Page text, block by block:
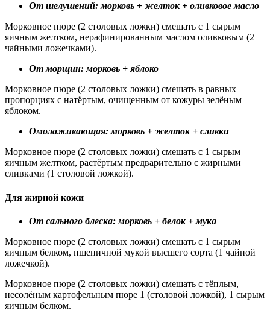
От шелушений: морковь + желток + оливковое масло
Морковное пюре (2 столовых ложки) смешать с 1 сырым
яичным желтком, нерафинированным маслом оливковым (2
чайными ложечками).
От морщин: морковь + яблоко
Морковное пюре (2 столовых ложки) смешать в равных
пропорциях с натёртым, очищенным от кожуры зелёным
яблоком.
Омолаживающая: морковь + желток + сливки
Морковное пюре (2 столовых ложки) смешать с 1 сырым
яичным желтком, растёртым предварительно с жирными
сливками (1 столовой ложкой).
Для жирной кожи
От сального блеска: морковь + белок + мука
Морковное пюре (2 столовых ложки) смешать с 1 сырым
яичным белком, пшеничной мукой высшего сорта (1 чайной
ложечкой).
Морковное пюре (2 столовых ложки) смешать с тёплым,
несолёным картофельным пюре 1 (столовой ложкой), 1 сырым
яичным белком.